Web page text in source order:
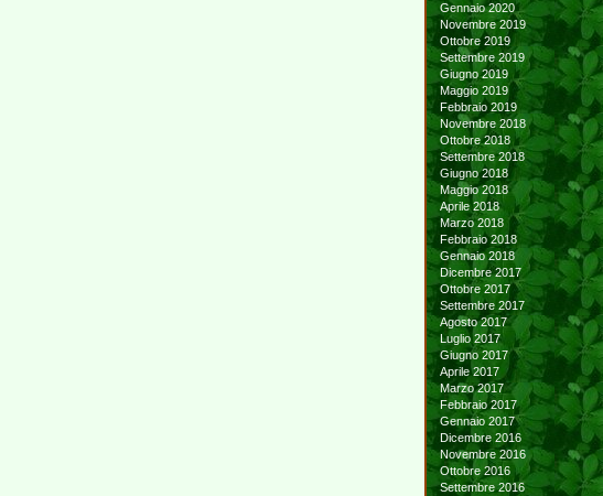
Gennaio 2020
Novembre 2019
Ottobre 2019
Settembre 2019
Giugno 2019
Maggio 2019
Febbraio 2019
Novembre 2018
Ottobre 2018
Settembre 2018
Giugno 2018
Maggio 2018
Aprile 2018
Marzo 2018
Febbraio 2018
Gennaio 2018
Dicembre 2017
Ottobre 2017
Settembre 2017
Agosto 2017
Luglio 2017
Giugno 2017
Aprile 2017
Marzo 2017
Febbraio 2017
Gennaio 2017
Dicembre 2016
Novembre 2016
Ottobre 2016
Settembre 2016